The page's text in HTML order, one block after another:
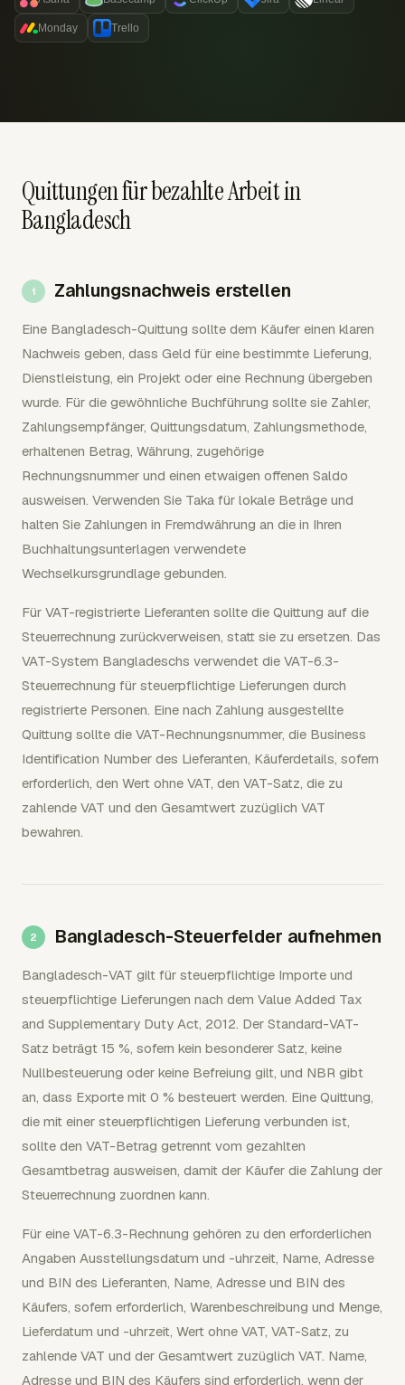
Monday Trello
Quittungen für bezahlte Arbeit in
Bangladesch
Zahlungsnachweis erstellen
Eine Bangladesch-Quittung sollte dem Käufer einen klaren
Nachweis geben, dass Geld für eine bestimmte Lieferung,
Dienstleistung, ein Projekt oder eine Rechnung übergeben
wurde. Für die gewöhnliche Buchführung sollte sie Zahler,
Zahlungsempfänger, Quittungsdatum, Zahlungsmethode,
erhaltenen Betrag, Währung, zugehörige
Rechnungsnummer und einen etwaigen offenen Saldo
ausweisen. Verwenden Sie Taka für lokale Beträge und
halten Sie Zahlungen in Fremdwährung an die in Ihren
Buchhaltungsunterlagen verwendete
Wechselkursgrundlage gebunden.
Für VAT-registrierte Lieferanten sollte die Quittung auf die
Steuerrechnung zurückverweisen, statt sie zu ersetzen. Das
VAT-System Bangladeschs verwendet die VAT-6.3-
Steuerrechnung für steuerpflichtige Lieferungen durch
registrierte Personen. Eine nach Zahlung ausgestellte
Quittung sollte die VAT-Rechnungsnummer, die Business
Identification Number des Lieferanten, Käuferdetails, sofern
erforderlich, den Wert ohne VAT, den VAT-Satz, die zu
zahlende VAT und den Gesamtwert zuzüglich VAT
bewahren.
Bangladesch-Steuerfelder aufnehmen
Bangladesch-VAT gilt für steuerpflichtige Importe und
steuerpflichtige Lieferungen nach dem Value Added Tax
and Supplementary Duty Act, 2012. Der Standard-VAT-
Satz beträgt 15 %, sofern kein besonderer Satz, keine
Nullbesteuerung oder keine Befreiung gilt, und NBR gibt
an, dass Exporte mit 0 % besteuert werden. Eine Quittung,
die mit einer steuerpflichtigen Lieferung verbunden ist,
sollte den VAT-Betrag getrennt vom gezahlten
Gesamtbetrag ausweisen, damit der Käufer die Zahlung der
Steuerrechnung zuordnen kann.
Für eine VAT-6.3-Rechnung gehören zu den erforderlichen
Angaben Ausstellungsdatum und -uhrzeit, Name, Adresse
und BIN des Lieferanten, Name, Adresse und BIN des
Käufers, sofern erforderlich, Warenbeschreibung und Menge,
Lieferdatum und -uhrzeit, Wert ohne VAT, VAT-Satz, zu
zahlende VAT und der Gesamtwert zuzüglich VAT. Name,
Adresse und BIN des Käufers sind erforderlich, wenn der